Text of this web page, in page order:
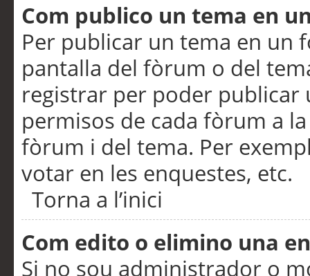
Com publico un tema en
Per publicar un tema en un
pantalla del fòrum o del
registrar per poder publicar
permisos de cada fòrum a
fòrum i del tema. Per
votar en les enquestes, etc.
Torna a l’inici
Com edito o elimino una
Si no sou administrador o